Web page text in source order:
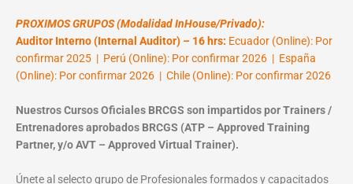
PROXIMOS GRUPOS (Modalidad InHouse/Privado):
Auditor Interno (Internal Auditor) – 16 hrs: Ecuador (Online): Por
confirmar 2025 | Perú (Online): Por confirmar 2026 | España
(Online): Por confirmar 2026 | Chile (Online): Por confirmar 2026
Nuestros Cursos Oficiales BRCGS son impartidos por Trainers /
Entrenadores aprobados BRCGS (ATP – Approved Training
Partner, y/o AVT – Approved Virtual Trainer).
Únete al selecto grupo de Profesionales formados y capacitados